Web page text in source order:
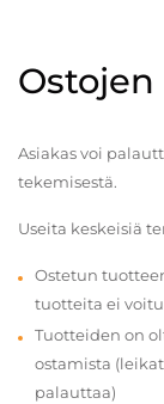
Asiakas voi
tekemisestä.
Useita keskeisiä
Ostetun
tuotteita ei
Tuotteiden on
ostamista
palauttaa)